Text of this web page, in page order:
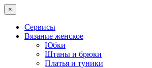
×
Сервисы
Вязание женское
Юбки
Штаны и брюки
Платья и туники